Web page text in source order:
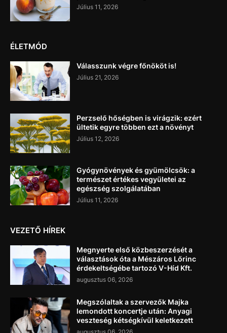
Július 11, 2026
ÉLETMÓD
Válasszunk végre főnököt is!
Július 21, 2026
Perzselő hőségben is virágzik: ezért
ültetik egyre többen ezt a növényt
Július 12, 2026
Gyógynövények és gyümölcsök: a
természet értékes vegyületei az
egészség szolgálatában
Július 11, 2026
VEZETŐ HÍREK
Megnyerte első közbeszerzését a
választások óta a Mészáros Lőrinc
érdekeltségébe tartozó V-Híd Kft.
augusztus 06, 2026
Megszólaltak a szervezők Majka
lemondott koncertje után: Anyagi
veszteség kétségkívül keletkezett